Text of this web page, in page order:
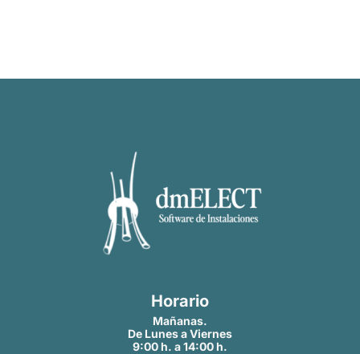
Horario
Mañanas.
De Lunes a Viernes
9:00 h. a 14:00 h.